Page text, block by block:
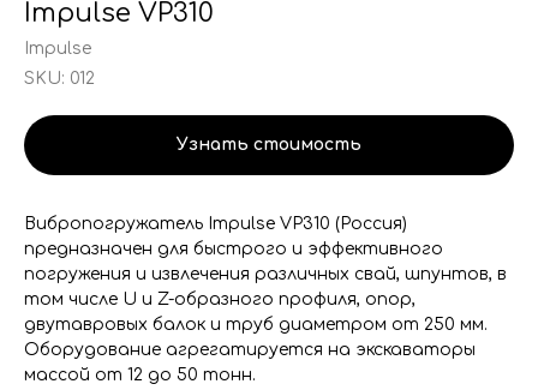
Impulse VP310
Impulse
SKU: 012
Узнать стоимость
Вибропогружатель Impulse VP310 (Россия)
предназначен для быстрого и эффективного
погружения и извлечения различных свай, шпунтов, в
том числе U и Z-образного профиля, опор,
двутавровых балок и труб диаметром от 250 мм.
Оборудование агрегатируется на экскаваторы
массой от 12 до 50 тонн.